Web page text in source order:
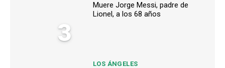
3
Muere Jorge Messi, padre de
Lionel, a los 68 años
LOS ÁNGELES